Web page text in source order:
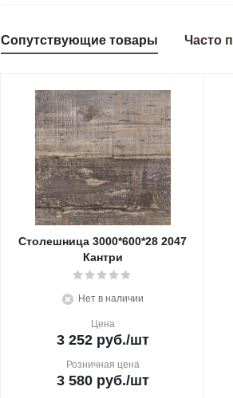
Сопутствующие товары Часто
Столешница 3000*600*28 2047
Кантри
Нет в наличии
Цена
3 252руб./шт
Розничная цена
3 580руб./шт